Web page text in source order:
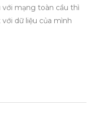
mạng toàn cầu thì
dữ liệu của mình